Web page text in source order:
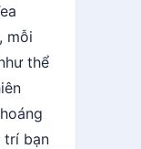
mỗi
thể
trí bạn